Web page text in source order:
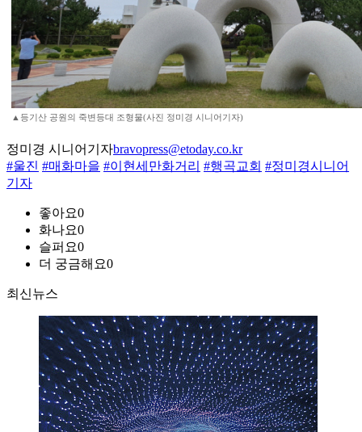
▲등기산 공원의 죽변등대 조형물(사진 정미경 시니어기자)
정미경 시니어기자bravopress@etoday.co.kr
#울진 #매화마을 #이현세만화거리 #행곡교회 #정미경시니어
기자
좋아요0
화나요0
슬퍼요0
더 궁금해요0
최신뉴스